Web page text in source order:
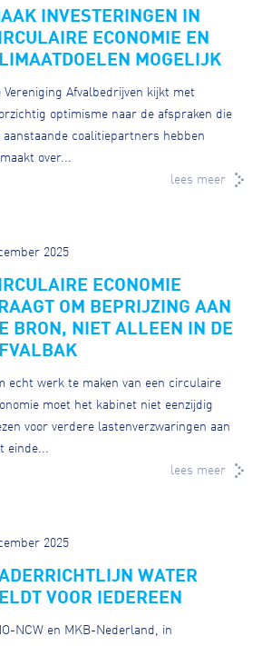
INVESTERINGEN IN
ECONOMIE EN
MOGELIJK
Vereniging Afvalbedrijven kijkt met
optimisme naar de afspraken die
aanstaande coalitiepartners hebben
over...
lees meer
2025
ECONOMIE
OM BEPRIJZING AAN
BRON, NIET ALLEEN IN DE
echt werk te maken van een circulaire
moet het kabinet niet eenzijdig
voor verdere lastenverzwaringen aan
einde...
lees meer
2025
WATER
VOOR IEDEREEN
NCW en MKB-Nederland, in